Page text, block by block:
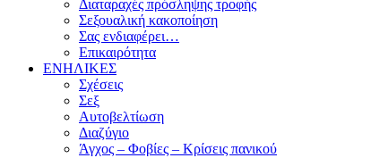
Διαταραχές πρόσληψης τροφής
Σεξουαλική κακοποίηση
Σας ενδιαφέρει…
Επικαιρότητα
ΕΝΗΛΙΚΕΣ
Σχέσεις
Σεξ
Αυτοβελτίωση
Διαζύγιο
Άγχος – Φοβίες – Κρίσεις πανικού